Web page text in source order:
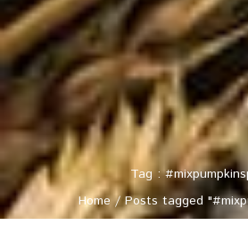
Tag :
Home/Posts tagged